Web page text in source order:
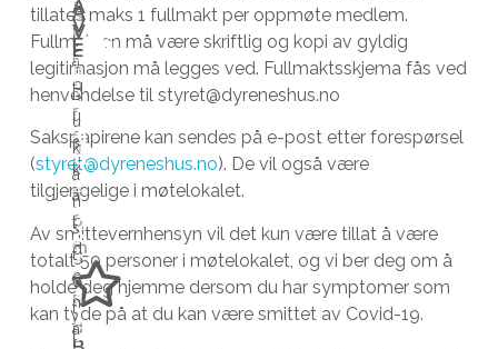
tillates maks 1 fullmakt per oppmøte medlem.
Fullmakten må være skriftlig og kopi av gyldig
legitimasjon må legges ved. Fullmaktsskjema fås ved
henvendelse til styret@dyreneshus.no
Sakspapirene kan sendes på e-post etter forespørsel
(styret@dyreneshus.no). De vil også være
tilgjengelige i møtelokalet.
Av smittevernhensyn vil det kun være tillat å være
totalt 50 personer i møtelokalet, og vi ber deg om å
holde deg hjemme dersom du har symptomer som
kan tyde på at du kan være smittet av Covid-19.
r
k
a
t
t
e
r
s
o
m
a
l
d
n
e
n
a
t
u
r
l
i
g
e
l
i
L
A
N
G
T
I
D
S
K
A
T
T
E
m
m
e
t
t
i
l
d
e
e
r
k
l
o
v
f
o
r
f
l
e
r
e
,
s
l
t
e
v
i
l
h
j
e
l
p
e
d
y
r
e
r
d
u
m
e
d
v
i
r
k
e
A
V
E
D
u
k
a
n
s
t
ø
t
t
A
V
E
H
u
s
k
a
t
d
o
n
a